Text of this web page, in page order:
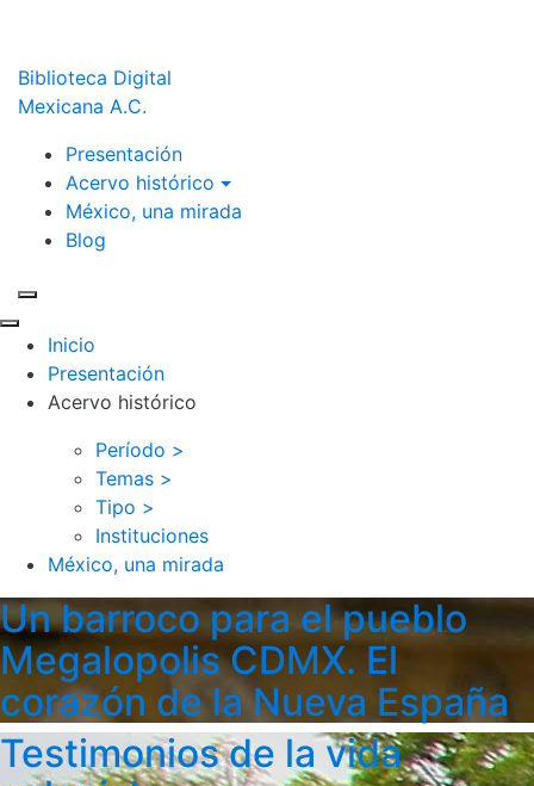
Biblioteca Digital
Mexicana A.C.
Presentación
Acervo histórico
México, una mirada
Blog
Inicio
Presentación
Acervo histórico
Período >
Temas >
Tipo >
Instituciones
México, una mirada
Un barroco para el pueblo
Megalopolis CDMX. El
corazón de la Nueva España
Testimonios de la vida